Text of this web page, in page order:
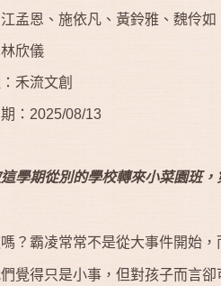
孟恩、施依凡、黃鈴雅、魏伶如
欣儀
禾流文創
：2025/08/13
學期從別的學校轉來小菜園班
？霸凌常常不是從大事件開始
覺得只是小事，但對孩子而言卻